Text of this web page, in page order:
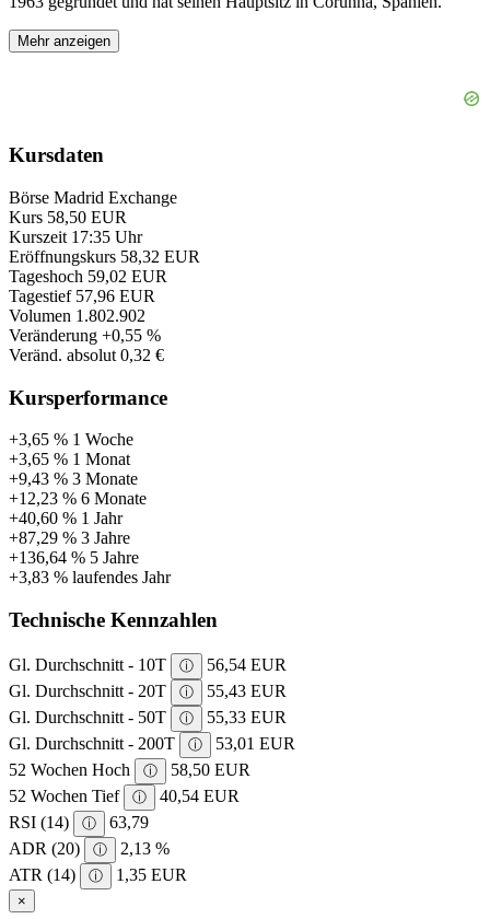
Mehr anzeigen
Kursdaten
Börse Madrid Exchange
Kurs 58,50 EUR
Kurszeit 17:35 Uhr
Eröffnungskurs 58,32 EUR
Tageshoch 59,02 EUR
Tagestief 57,96 EUR
Volumen 1.802.902
Veränderung +0,55 %
Veränd. absolut 0,32 €
Kursperformance
+3,65 % 1 Woche
+3,65 % 1 Monat
+9,43 % 3 Monate
+12,23 % 6 Monate
+40,60 % 1 Jahr
+87,29 % 3 Jahre
+136,64 % 5 Jahre
+3,83 % laufendes Jahr
Technische Kennzahlen
Gl. Durchschnitt - 10T ⓘ
56,54 EUR
Gl. Durchschnitt - 20T
ⓘ
55,43 EUR
Gl. Durchschnitt - 50T
ⓘ
55,33 EUR
Gl. Durchschnitt - 200T
ⓘ
53,01 EUR
52 Wochen Hoch
ⓘ
58,50 EUR
52 Wochen Tief
ⓘ
40,54 EUR
RSI (14)
ⓘ
63,79
ADR (20)
ⓘ
2,13 %
ATR (14)
ⓘ 1,35 EUR
×